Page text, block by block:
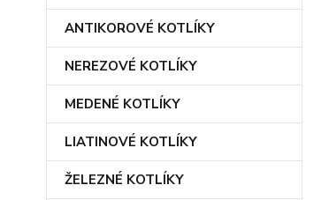
ANTIKOROVÉ KOTLÍKY
NEREZOVÉ KOTLÍKY
MEDENÉ KOTLÍKY
LIATINOVÉ KOTLÍKY
ŽELEZNÉ KOTLÍKY